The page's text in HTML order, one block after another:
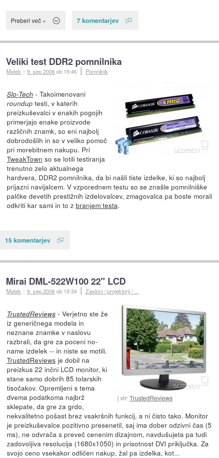
Preberi več » 7 komentarjev
Veliki test DDR2 pomnilnika
Matek ::9. sep 2006ob 19:46 Pomnilnik
Slo-Tech - Takoimenovani
rounduptesti, v katerih
preizkuševalci v enakih pogojih
primerjajo enake proizvode
različnih znamk, so eni najbolj
dobrodošlih in so v veliko pomoč
pri morebitnem nakupu. Pri
TweakTown so se lotili testiranja
trenutno zelo aktualnega
hardvera, DDR2 pomnilnika, da bi našli tiste izdelke, ki so najbolj
prijazni navijalcem. V vzporednem testu so se znašle pomnilniške
palčke devetih prestižnih izdelovalcev, zmagovalca pa boste morali
odkriti kar sami in to z branjem testa.
15 komentarjev
Mirai DML-522W100 22" LCD
Matek ::9. sep 2006ob 19:34 Zasloni / projektorji / ...
vir:TrustedReviews
TrustedReviews- Verjetno ste že
iz generičnega modela in
neznane znamke v naslovu
razbrali, da gre za poceni no-
name izdelek -- in niste se motili.
TrustedReviewsje dobil na
preizkus 22 inčni LCD monitor, ki
stane samo dobrih 85 tolarskih
tisočakov. Opremljeni s tema
dvema podatkoma najbrž
sklepate, da gre za grdo,
nekvalitetno pošast brez vsakršnih funkcij, a ni čisto tako. Monitor
je preizkuševalce pozitivno presenetil, saj ima dober odzivni čas (5
ms), ne odvrača s preveč cenenim dizajnom, navdušujeta pa tudi
zadovoljiva resolucija (1680x1050) in prisotnost DVI priključka. Za
svojo ceno vsekakor odličen nakup, žal pa izdelka, kot...